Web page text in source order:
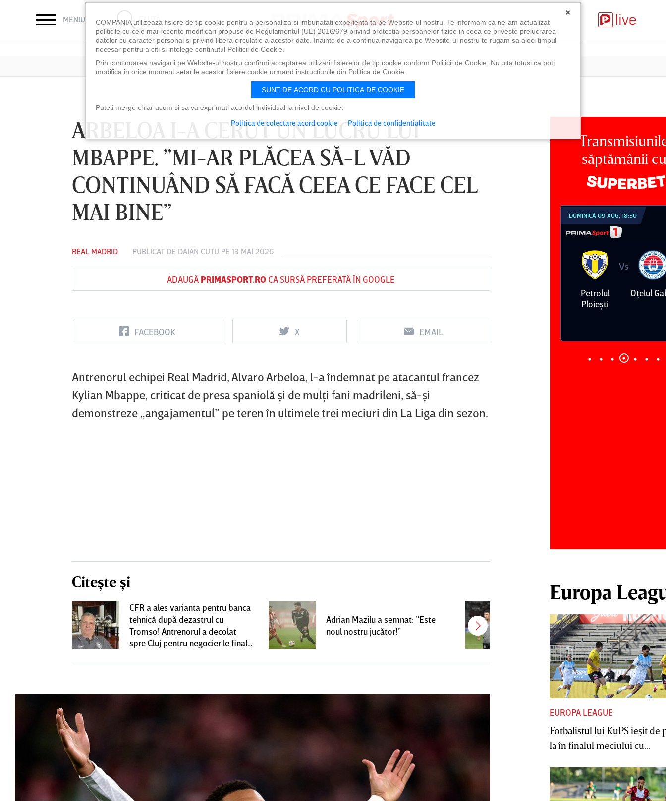
MENIU CAUTĂ
ARBELOA I-A CERUT UN LUCRU LUI
MBAPPE. ”MI-AR PLĂCEA SĂ-L VĂD
CONTINUÂND SĂ FACĂ CEEA CE FACE CEL
MAI BINE”
REAL MADRID PUBLICAT DE DAIAN CUTU PE 13 MAI 2026
ADAUGĂ PRIMASPORT.ROCA SURSĂ PREFERATĂ ÎN GOOGLE
FACEBOOK X EMAIL
Antrenorul echipei Real Madrid, Alvaro Arbeloa, l-a îndemnat pe atacantul francez
Kylian Mbappe, criticat de presa spaniolă şi de mulţi fani madrileni, să-şi
demonstreze „angajamentul” pe teren în ultimele trei meciuri din La Liga din sezon.
Citește și
CFR a ales varianta pentru banca
tehnică după dezastrul cu
Tromso! Antrenorul a decolat
spre Cluj pentru negocierile finale
Adrian Mazilu a semnat: ”Este
noul nostru jucător!”
Antonio Folha a fost demis de la
CFR Cluj! Alţi 3 jucători sunt OUT
săptămânii cu
LUNI 10 AUG, 21:30
Sepsi OSK Sf
Vs
FCSB UTA Arad
0
Vs
Rapid
0
Farul
Vs
Csikszereda Dinamo
Vs
DUMINICĂ 09 AUG, 18:30
Petrolul
Ploieşti
Vs
Oţelul
Europa
EUROPA LEAGUE
Fotbalistul lui KuPS ieşit de
la în finalul meciului cu...
×
COMPANIA utilizeaza fisiere de tip cookie pentru a personaliza si imbunatati experienta ta pe Website-ul nostru. Te informam ca ne-am actualizat
politicile cu cele mai recente modificari propuse de Regulamentul (UE) 2016/679 privind protectia persoanelor fizice in ceea ce priveste prelucrarea
datelor cu caracter personal si privind libera circulatie a acestor date. Inainte de a continua navigarea pe Website-ul nostru te rugam sa aloci timpul
necesar pentru a citi si intelege continutul Politicii de Cookie.
Prin continuarea navigarii pe Website-ul nostru confirmi acceptarea utilizarii fisierelor de tip cookie conform Politicii de Cookie. Nu uita totusi ca poti
modifica in orice moment setarile acestor fisiere cookie urmand instructiunile din Politica de Cookie.
SUNT DE ACORD CU POLITICA DE COOKIE
Puteti merge chiar acum si sa va exprimati acordul individual la nivel de cookie:
Politica de colectare acord cookie Politica de confidentialitate